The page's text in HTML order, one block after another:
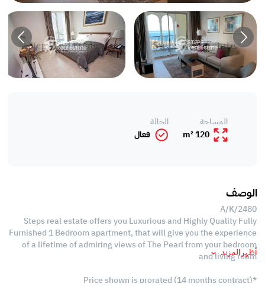
المساحة
120 m²
الحالة
فعال
الوصف
A/K/2480
Steps real estate offers you Luxurious and Highly Quality Fully
Furnished 1 Bedroom apartment, that will give you the experience
of a lifetime of admiring views of The Pearl from your bedroom
and living room
*Price shown is prorated (14 months contract)
أظهر المزيد